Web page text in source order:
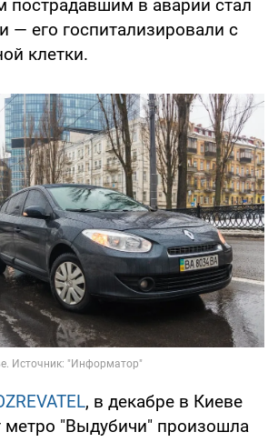
пострадавшим в аварии стал
— его госпитализировали с
клетки.
, в декабре в Киеве
метро "Выдубичи" произошла